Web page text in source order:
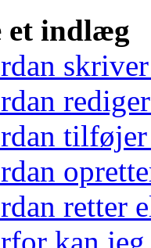
et indlæg
retter
kan